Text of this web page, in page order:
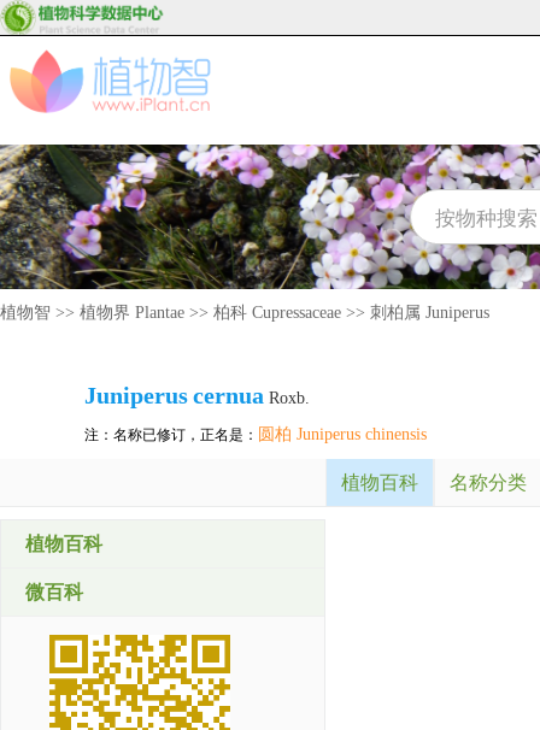
植物智 >> 植物界 Plantae >> 柏科 Cupressaceae >> 刺柏属 Juniperus
Juniperuscernua Roxb.
注：名称已修订，正名是： 圆柏 Juniperus chinensis
植物百科 名称分类
植物百科
微百科